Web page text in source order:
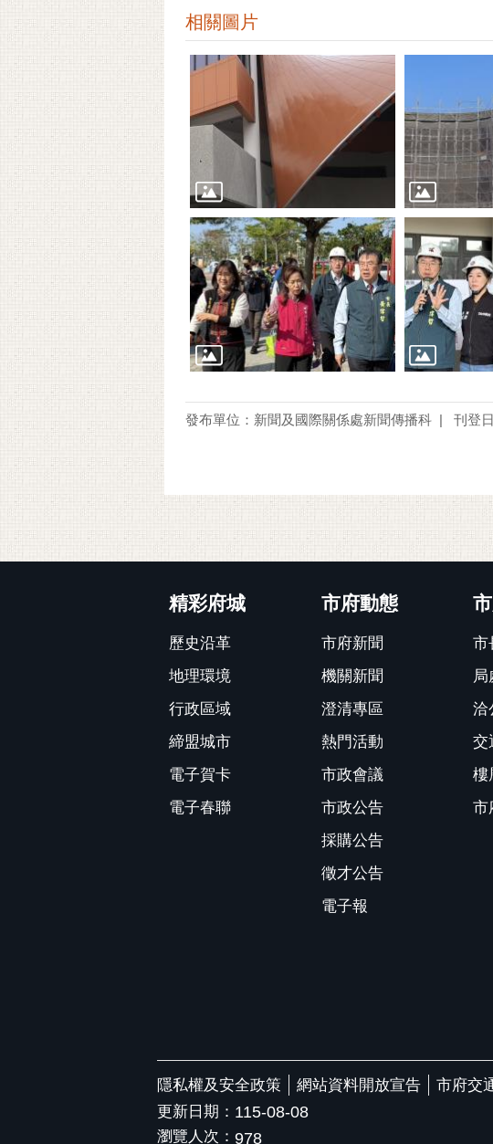
相關圖片
發布單位：新聞及國際關係處新聞傳播科 刊登
精彩府城
歷史沿革
地理環境
行政區域
締盟城市
電子賀卡
電子春聯
市府動態
市府新聞
機關新聞
澄清專區
熱門活動
市政會議
市政公告
採購公告
徵才公告
電子報
市
局
洽
交
樓
市
隱私權及安全政策 網站資料開放宣告
市府交
更新日期： 115-08-08
瀏覽人次： 978